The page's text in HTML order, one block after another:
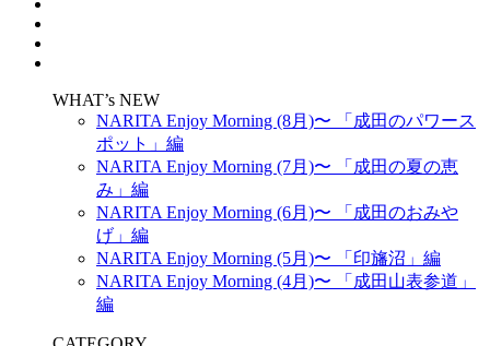
WHAT’s NEW
NARITA Enjoy Morning (8月)〜 「成田のパワース
ポット」編
NARITA Enjoy Morning (7月)〜 「成田の夏の恵
み」編
NARITA Enjoy Morning (6月)〜 「成田のおみや
げ」編
NARITA Enjoy Morning (5月)〜 「印旛沼」編
NARITA Enjoy Morning (4月)〜 「成田山表参道」
編